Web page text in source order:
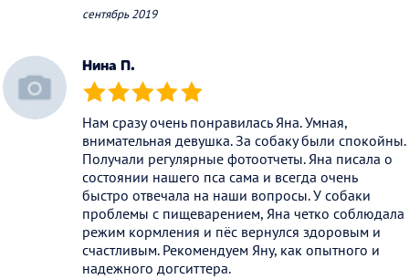
сентябрь 2019
Нина П.
(*) (*) (*) (*) (*)
Нам сразу очень понравилась Яна. Умная,
внимательная девушка. За собаку были спокойны.
Получали регулярные фотоотчеты. Яна писала о
состоянии нашего пса сама и всегда очень
быстро отвечала на наши вопросы. У собаки
проблемы с пищеварением, Яна четко соблюдала
режим кормления и пёс вернулся здоровым и
счастливым. Рекомендуем Яну, как опытного и
надежного догситтера.